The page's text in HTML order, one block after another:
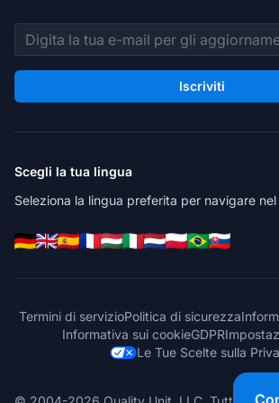
Indirizzo email
Iscriviti
Scegli la tua lingua
Seleziona la lingua preferita per navigare nel
Termini di servizioPolitica di sicurezza
Informativa sui cookieGDPR
Le Tue Scelte sulla